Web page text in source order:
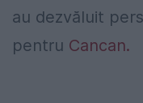
au dezvăluit
pentru Cancan.